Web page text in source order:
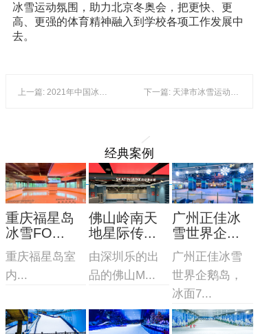
冰雪运动氛围，助力北京冬奥会，把更快、更
高、更强的体育精神融入到学校各项工作发展中
去。
经典案例
重庆福星岛
冰雪FO...
重庆福星岛室
内...
佛山岭南天
地星际传...
由深圳乐的出
品的佛山M...
广州正佳冰
雪世界企...
广州正佳冰雪
世界企鹅岛，
冰面7...